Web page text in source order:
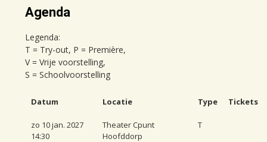
Agenda
Legenda:
T = Try-out, P = Première,
V = Vrije voorstelling,
S = Schoolvoorstelling
Datum Locatie Type Tickets
zo 10 jan. 2027
14:30
Theater Cpunt
Hoofddorp
T